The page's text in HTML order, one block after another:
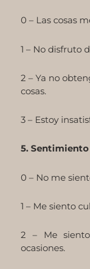
0 – Las cosas
1 – No disfruto
2 – Ya no
cosas.
3 – Estoy
5.
0 – No me
1 – Me siento
2 – Me
ocasiones.